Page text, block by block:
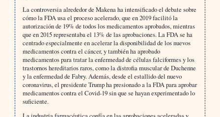
La controversia alrededor de Makena ha intensificado el debate sobre
cómo la FDA usa el proceso acelerado, que en 2019 facilitó la
autorización de 19% de todos los medicamentos aprobados, mientras
que en 2015 representaba el 13% de las aprobaciones. La FDA se ha
centrado especialmente en acelerar la disponibilidad de los nuevos
medicamentos contra el cáncer, y también ha aprobado
medicamentos para tratar la enfermedad de células falciformes y los
trastornos hereditarios raros, como la distrofia muscular de Duchenne
y la enfermedad de Fabry. Además, desde el estallido del nuevo
coronavirus, el presidente Trump ha presionado a la FDA para aprobar
medicamentos contra el Covid-19 sin que se hayan experimentado lo
suficiente.